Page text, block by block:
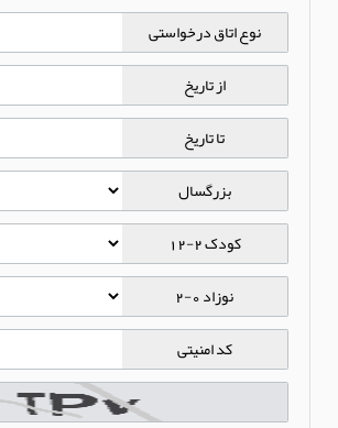
نوع اتاق درخواستی
از تاریخ
تا تاریخ
بزرگسال
کودک 2-12
نوزاد 0-2
کد امنیتی